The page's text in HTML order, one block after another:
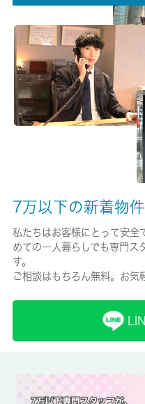
有/-
保険名/保険期間
-/2年
-
賃貸区分/契約期間
一般/2年
間を利用することも可能です
身者限定のお住まいなので、
7万以下の新着物
私たちはお客様にとって安全
めての一人暮らしでも専門ス
す。
ご相談はもちろん無料。お気